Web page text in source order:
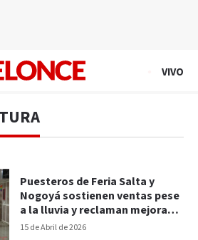
VIVO
15 de Abril de 2026
Puesteros de Feria Salta y
Nogoyá sostienen ventas pese
a la lluvia y reclaman mejoras
edilicias